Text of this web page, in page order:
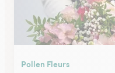
Pollen Fleurs